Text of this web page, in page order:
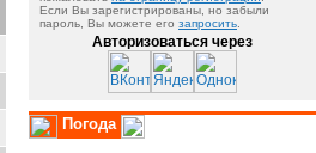
Если Вы зарегистрированы, но забыли
пароль, Вы можете его запросить
Авторизоваться через
Погода